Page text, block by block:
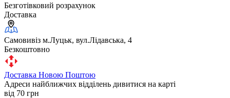
Безготівковий розрахунок
Доставка
Самовивіз м.Луцьк, вул.Лідавська, 4
Безкоштовно
Доставка Новою Поштою
Адреси найближчих відділень дивитися на карті
від 70 грн